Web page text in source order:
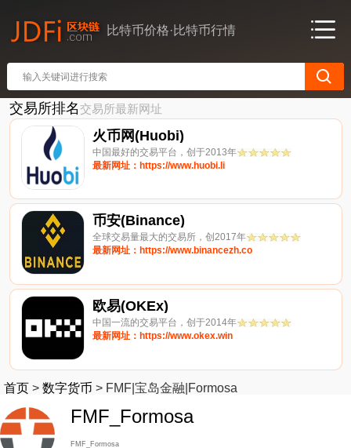
比特币价格·比特币行情
交易所排名交易所最新网址
火币网(Huobi)
中国最好的交易平台，创于2013年
最新网址：https://www.huobi.li
币安(Binance)
全球交易量最大的交易所，创2017年
最新网址：https://www.binancezh.co
欧易(OKEx)
中国一流的交易平台，创于2014年
最新网址：https://www.okex.win
首页 > 数字货币 > FMF|宝岛金融|Formosa
FMF_Formosa
FMF_Formosa